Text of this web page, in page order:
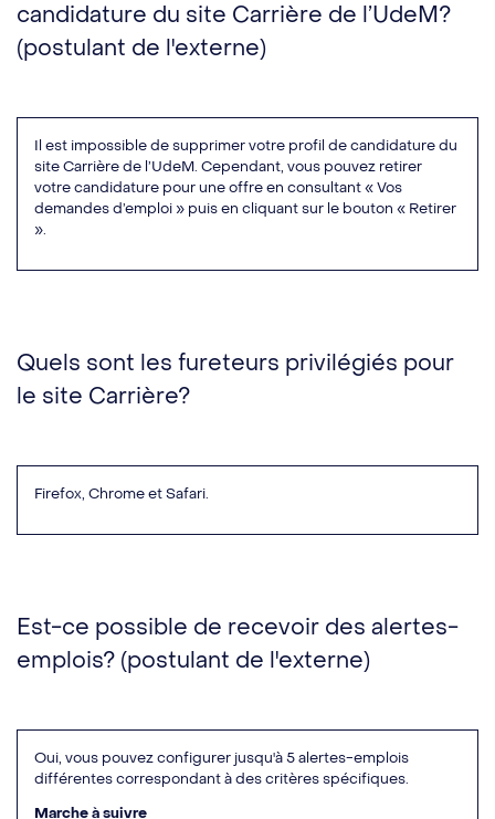
candidature du site Carrière de l’UdeM?
(postulant de l'externe)
Il est impossible de supprimer votre profil de candidature du
site Carrière de l’UdeM. Cependant, vous pouvez retirer
votre candidature pour une offre en consultant « Vos
demandes d’emploi » puis en cliquant sur le bouton « Retirer
».
Quels sont les fureteurs privilégiés pour
le site Carrière?
Firefox, Chrome et Safari.
Est-ce possible de recevoir des alertes-
emplois? (postulant de l'externe)
Oui, vous pouvez configurer jusqu'à 5 alertes-emplois
différentes correspondant à des critères spécifiques.
Marche à suivre